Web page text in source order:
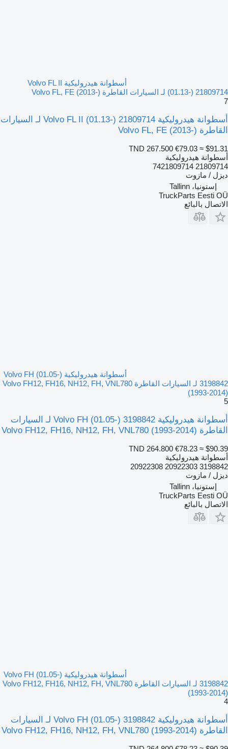
أسطوانة هيدروليكية Volvo FL II
(01.13-) 21809714 لـ السيارات القاطرة Volvo FL, FE (2013-)
7
أسطوانة هيدروليكية Volvo FL II (01.13-) 21809714 لـ السيارات
القاطرة Volvo FL, FE (2013-)
TND 267.500 €79.03 ≈ $91.31
أسطوانة هيدروليكية
21809714 7421809714
ديزل / مازوت
إستونيا، Tallinn
TruckParts Eesti OÜ
الاتصال بالبائع
أسطوانة هيدروليكية Volvo FH (01.05-)
3198842 لـ السيارات القاطرة Volvo FH12, FH16, NH12, FH, VNL780
(1993-2014)
5
أسطوانة هيدروليكية Volvo FH (01.05-) 3198842 لـ السيارات
القاطرة Volvo FH12, FH16, NH12, FH, VNL780 (1993-2014)
TND 264.800 €78.23 ≈ $90.39
أسطوانة هيدروليكية
3198842 20922303 20922308
ديزل / مازوت
إستونيا، Tallinn
TruckParts Eesti OÜ
الاتصال بالبائع
أسطوانة هيدروليكية Volvo FH (01.05-)
3198842 لـ السيارات القاطرة Volvo FH12, FH16, NH12, FH, VNL780
(1993-2014)
4
أسطوانة هيدروليكية Volvo FH (01.05-) 3198842 لـ السيارات
القاطرة Volvo FH12, FH16, NH12, FH, VNL780 (1993-2014)